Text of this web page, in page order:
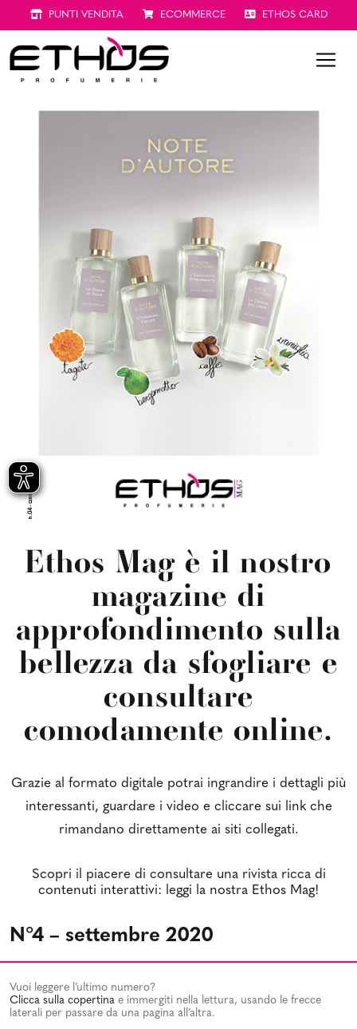
PUNTI VENDITA ECOMMERCE ETHOS CARD
Ethos Mag è il nostro
magazine di
approfondimento sulla
bellezza da sfogliare e
consultare
comodamente online.
Grazie al formato digitale potrai ingrandire i dettagli più
interessanti, guardare i video e cliccare sui link che
rimandano direttamente ai siti collegati.
Scopri il piacere di consultare una rivista ricca di
contenuti interattivi: leggi la nostra Ethos Mag!
N°4 – settembre 2020
Vuoi leggere l’ultimo numero?
Clicca sulla copertina e immergiti nella lettura, usando le frecce
laterali per passare da una pagina all’altra.